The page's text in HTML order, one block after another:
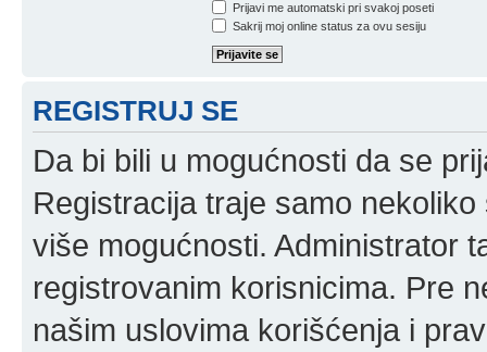
Prijavi me automatski pri svakoj poseti
Sakrij moj online status za ovu sesiju
REGISTRUJ SE
Da bi bili u mogućnosti da se
Registracija traje samo
više mogućnosti. Administrator
registrovanim korisnicima. Pre
našim uslovima korišćenja i